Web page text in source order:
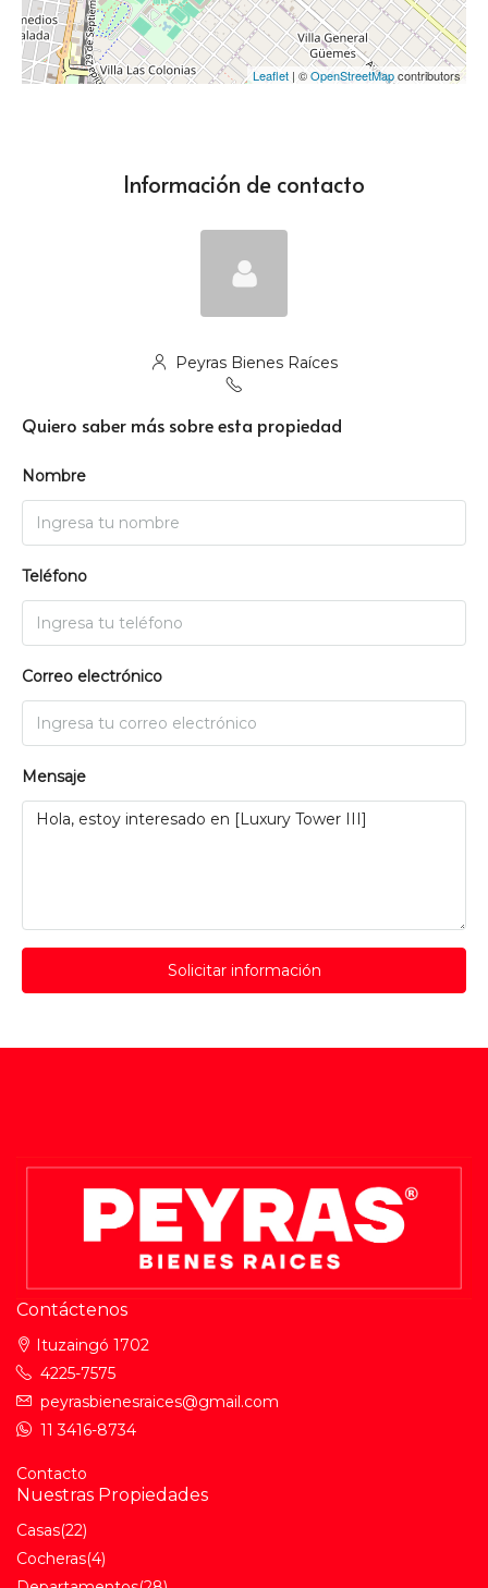
Leaflet | ©OpenStreetMapcontributors
Información de contacto
Peyras Bienes Raíces
Quiero saber más sobre esta propiedad
Nombre
Teléfono
Correo electrónico
Mensaje
Solicitar información
Contáctenos
Ituzaingó 1702
4225-7575
peyrasbienesraices@gmail.com
11 3416-8734
Contacto
Nuestras Propiedades
Casas(22)
Cocheras(4)